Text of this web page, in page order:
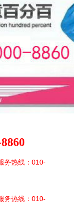
务热线：010-
务热线：010-